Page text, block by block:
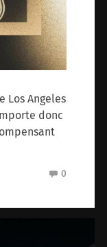
Los Angeles
donc
0